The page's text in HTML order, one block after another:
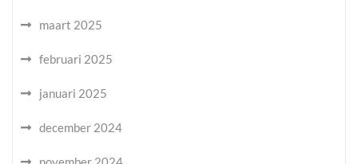
maart 2025
februari 2025
januari 2025
december 2024